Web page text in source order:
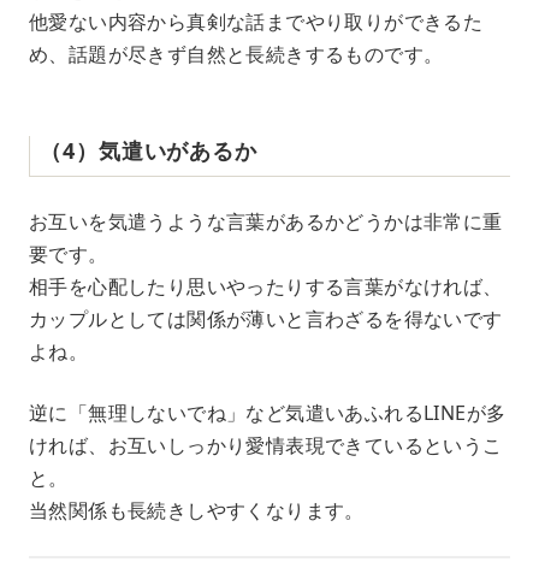
他愛ない内容から真剣な話までやり取りができるた
め、話題が尽きず自然と長続きするものです。
（4）気遣いがあるか
お互いを気遣うような言葉があるかどうかは非常に重
要です。
相手を心配したり思いやったりする言葉がなければ、
カップルとしては関係が薄いと言わざるを得ないです
よね。
逆に「無理しないでね」など気遣いあふれるLINEが多
ければ、お互いしっかり愛情表現できているというこ
と。
当然関係も長続きしやすくなります。